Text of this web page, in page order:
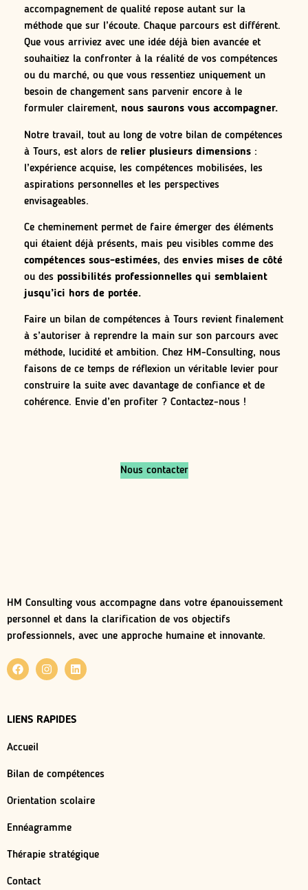
accompagnement de qualité repose autant sur la
méthode que sur l’écoute. Chaque parcours est différent.
Que vous arriviez avec une idée déjà bien avancée et
souhaitiez la confronter à la réalité de vos compétences
ou du marché, ou que vous ressentiez uniquement un
besoin de changement sans parvenir encore à le
formuler clairement, nous saurons vous accompagner.
Notre travail, tout au long de votre bilan de compétences
à Tours, est alors de relier plusieurs dimensions :
l’expérience acquise, les compétences mobilisées, les
aspirations personnelles et les perspectives
envisageables.
Ce cheminement permet de faire émerger des éléments
qui étaient déjà présents, mais peu visibles comme des
compétences sous-estimées, des envies mises de côté
ou des possibilités professionnelles qui semblaient
jusqu’ici hors de portée.
Faire un bilan de compétences à Tours revient finalement
à s’autoriser à reprendre la main sur son parcours avec
méthode, lucidité et ambition. Chez HM-Consulting, nous
faisons de ce temps de réflexion un véritable levier pour
construire la suite avec davantage de confiance et de
cohérence. Envie d’en profiter ? Contactez-nous !
Nous contacter
HM Consulting vous accompagne dans votre épanouissement
personnel et dans la clarification de vos objectifs
professionnels, avec une approche humaine et innovante.
LIENS RAPIDES
Accueil
Bilan de compétences
Orientation scolaire
Ennéagramme
Thérapie stratégique
Contact